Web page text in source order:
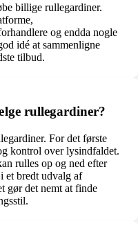
billige rullegardiner.
og endda nogle
idé at sammenligne
tilbud.
rullegardiner?
For det første
kontrol over lysindfaldet.
rulles op og ned efter
et bredt udvalg af
gør det nemt at finde